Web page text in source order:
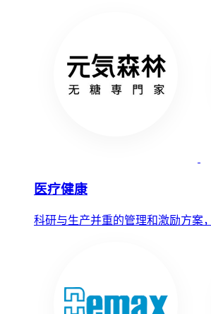
医疗健康
科研与生产并重的管理和激励方案